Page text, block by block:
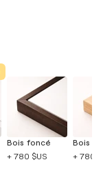
Bois foncé
+ 780 $US
Bois
+ 780